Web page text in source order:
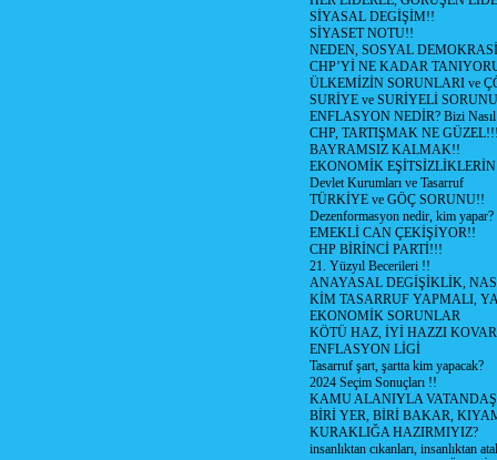
SİYASAL DEGİŞİM!!
SİYASET NOTU!!
NEDEN, SOSYAL
CHP’Yİ NE KADAR
ÜLKEMİZİN SORUNLARI ve
SURİYE ve SURİYELİ
ENFLASYON NEDİR? Bizi
CHP, TARTIŞMAK NE
BAYRAMSIZ KALMAK!!
EKONOMİK
Devlet Kurumları ve Tasarruf
TÜRKİYE ve GÖÇ SORUNU!!
Dezenformasyon nedir, kim yapar?
EMEKLİ CAN ÇEKİŞİYOR!!
CHP BİRİNCİ PARTİ!!!
21. Yüzyıl Becerileri !!
ANAYASAL DEGİŞİKLİK,
KİM TASARRUF YAPMALI,
EKONOMİK SORUNLAR
KÖTÜ HAZ, İYİ HAZZI
ENFLASYON LİGİ
Tasarruf şart, şartta kim yapacak?
2024 Seçim Sonuçları !!
KAMU ALANIYLA
BİRİ YER, BİRİ BAKAR,
KURAKLIĞA HAZIRMIYIZ?
insanlıktan cıkanları, insanlıktan